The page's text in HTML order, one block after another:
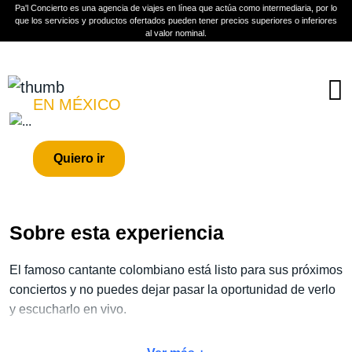
Pa'l Concierto es una agencia de viajes en línea que actúa como intermediaria, por lo
que los servicios y productos ofertados pueden tener precios superiores o inferiores
al valor nominal.
Boletos
CAMILO
EN MÉXICO
Quiero ir
Sobre esta experiencia
El famoso cantante colombiano está listo para sus próximos
conciertos y no puedes dejar pasar la oportunidad de verlo
y escucharlo en vivo.
No dejes pasar la oportunidad de vivir este espectáculo